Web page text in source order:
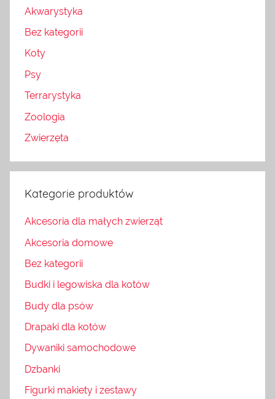
Akwarystyka
Bez kategorii
Koty
Psy
Terrarystyka
Zoologia
Zwierzęta
Kategorie produktów
Akcesoria dla małych zwierząt
Akcesoria domowe
Bez kategorii
Budki i legowiska dla kotów
Budy dla psów
Drapaki dla kotów
Dywaniki samochodowe
Dzbanki
Figurki makiety i zestawy